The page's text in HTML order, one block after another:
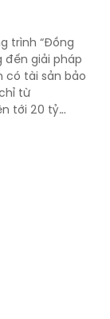
trình “Đồng
đến giải pháp
có tài sản bảo
từ
tới 20 tỷ